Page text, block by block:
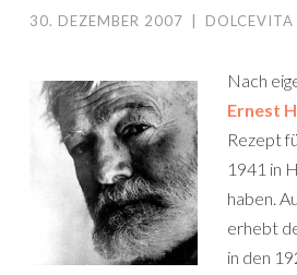
30. DEZEMBER 2007 DOLCEVITA
Nach
Ernest
Rezept
1941 in
haben.
erhebt
in den